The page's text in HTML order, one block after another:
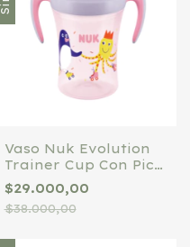
Vaso Nuk Evolution
Trainer Cup Con Pico
Blando ROSA
$29.000,00
$38.000,00